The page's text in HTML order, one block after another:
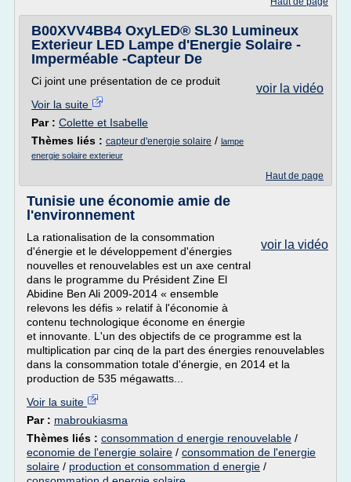
B00XVV4BB4 OxyLED® SL30 Lumineux
Exterieur LED Lampe d'Energie Solaire -
Imperméable -Capteur De
voir la vidéo
Ci joint une présentation de ce produit
Voir la suite
Par : Colette et Isabelle
Thèmes liés : capteur d'energie solaire / lampe
energie solaire exterieur
Haut de page
Tunisie une économie amie de
l'environnement
voir la vidéo
La rationalisation de la consommation
d'énergie et le développement d'énergies
nouvelles et renouvelables est un axe central
dans le programme du Président Zine El
Abidine Ben Ali 2009-2014 « ensemble
relevons les défis » relatif à l'économie à
contenu technologique économe en énergie
et innovante. L'un des objectifs de ce programme est la
multiplication par cinq de la part des énergies renouvelables
dans la consommation totale d'énergie, en 2014 et la
production de 535 mégawatts...
Voir la suite
Par : mabroukiasma
Thèmes liés : consommation d energie renouvelable /
economie de l'energie solaire / consommation de l'energie
solaire / production et consommation d energie /